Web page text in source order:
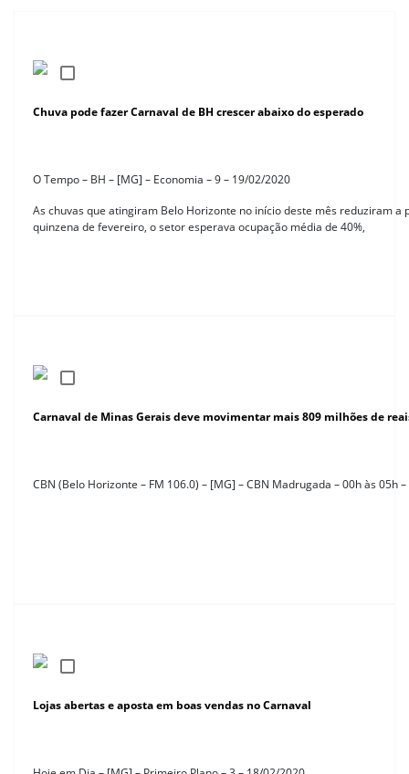
Chuva pode fazer Carnaval de BH crescer abaixo do esperado
O Tempo – BH – [MG] – Economia – 9 – 19/02/2020
As chuvas que atingiram Belo Horizonte no início deste mês reduziram
quinzena de fevereiro, o setor esperava ocupação média de 40%,
Carnaval de Minas Gerais deve movimentar mais 809 milhões de
CBN (Belo Horizonte – FM 106.0) – [MG] – CBN Madrugada – 00h às 05h
Lojas abertas e aposta em boas vendas no Carnaval